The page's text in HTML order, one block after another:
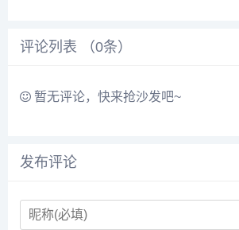
红狗小绿罐主食罐猫罐头猫咪营
养成...
评论列表 （0条）
暂无评论，快来抢沙发吧~
发布评论